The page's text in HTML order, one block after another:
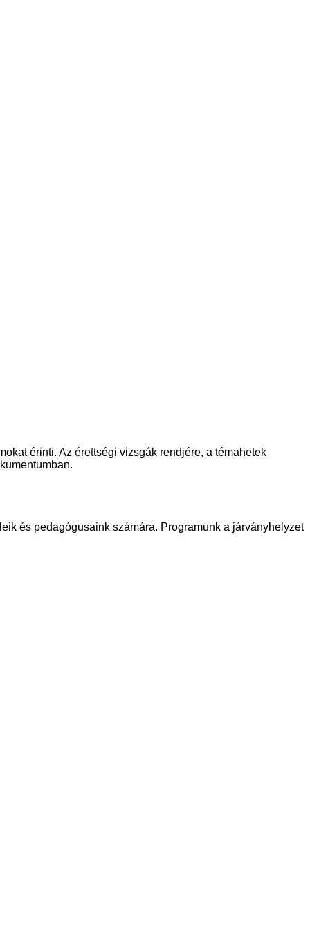
érinti. Az érettségi vizsgák rendjére, a témahetek
és pedagógusaink számára. Programunk a járványhelyzet